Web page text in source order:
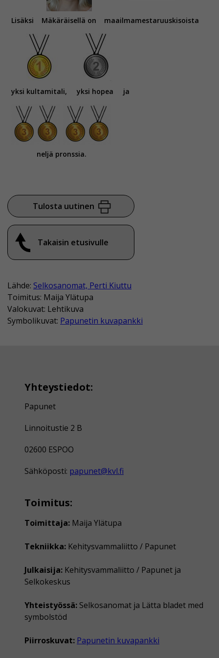
Lisäksi Mäkäräisellä on maailmamestaruuskisoista
yksi kultamitali, yksi hopea ja
neljä pronssia.
Tulosta uutinen
Takaisin etusivulle
Lähde: Selkosanomat, Perti Kiuttu
Toimitus: Maija Ylätupa
Valokuvat: Lehtikuva
Symbolikuvat: Papunetin kuvapankki
Yhteystiedot:
Papunet
Linnoitustie 2 B
02600 ESPOO
Sähköposti: papunet@kvl.fi
Toimitus:
Toimittaja: Maija Ylätupa
Tekniikka: Kehitysvammaliitto / Papunet
Julkaisija: Kehitysvammaliitto / Papunet ja
Selkokeskus
Yhteistyössä: Selkosanomat ja Lätta bladet med
symbolstöd
Piirroskuvat: Papunetin kuvapankki